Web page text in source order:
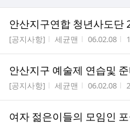
안산지구연합 청년사도단
게시판명
[공지사항] 작성자
세균맨 작성시간
06.02.08
안산지구 예술제 연습및
게시판명
[공지사항] 작성자
세균맨 작성시간
06.02.08
여자 젊은이들의 모임인